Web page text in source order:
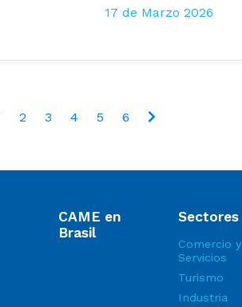
17 de Marzo 2026
2 3 4 5 6
CAME en
Brasil
Sectores
Comercio y
Servicios
Turismo
Industria